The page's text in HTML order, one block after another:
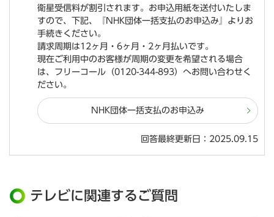
衛星受信料が割引されます。お申込用紙を送付いたしま
すので、下記、『NHK団体一括支払のお申込み』よりお
手続きください。
請求周期は12ヶ月・6ヶ月・2ヶ月払いです。
現在ご利用中のお客様が周期の変更を希望される場合
は、フリーコール（0120-344-893）へお問い合わせく
ださい。
NHK団体一括支払のお申込み
回答最終更新日：2025.09.15
テレビに関連するご質問